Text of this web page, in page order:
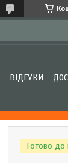
ВІДГУКИ
Готово до